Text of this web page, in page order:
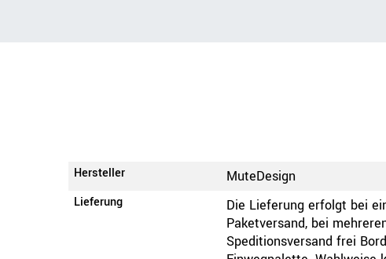
Hersteller MuteDesign
Lieferung
Die Lieferung erfolgt bei
Paketversand, bei
Speditionsversand frei